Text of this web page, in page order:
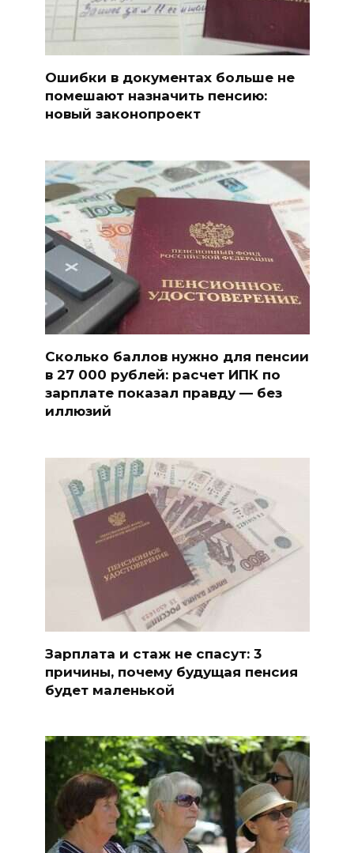
Ошибки в документах больше не
помешают назначить пенсию:
новый законопроект
Сколько баллов нужно для пенсии
в 27 000 рублей: расчет ИПК по
зарплате показал правду — без
иллюзий
Зарплата и стаж не спасут: 3
причины, почему будущая пенсия
будет маленькой